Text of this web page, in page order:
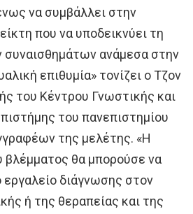
να συμβάλλει στην
που να υποδεικνύει τη
συναισθημάτων ανάμεσα στην
επιθυμία» τονίζει ο Τζον
του Κέντρου Γνωστικής και
του πανεπιστημίου
της μελέτης. «Η
θα μπορούσε να
διάγνωσης στον
ή της θεραπείας και της